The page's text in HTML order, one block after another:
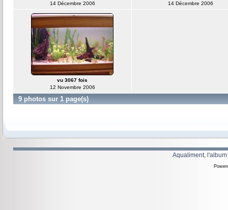
14 Décembre 2006
14 Décembre 2006
vu 3067 fois
12 Novembre 2006
9 photos sur 1 page(s)
Aqualiment,